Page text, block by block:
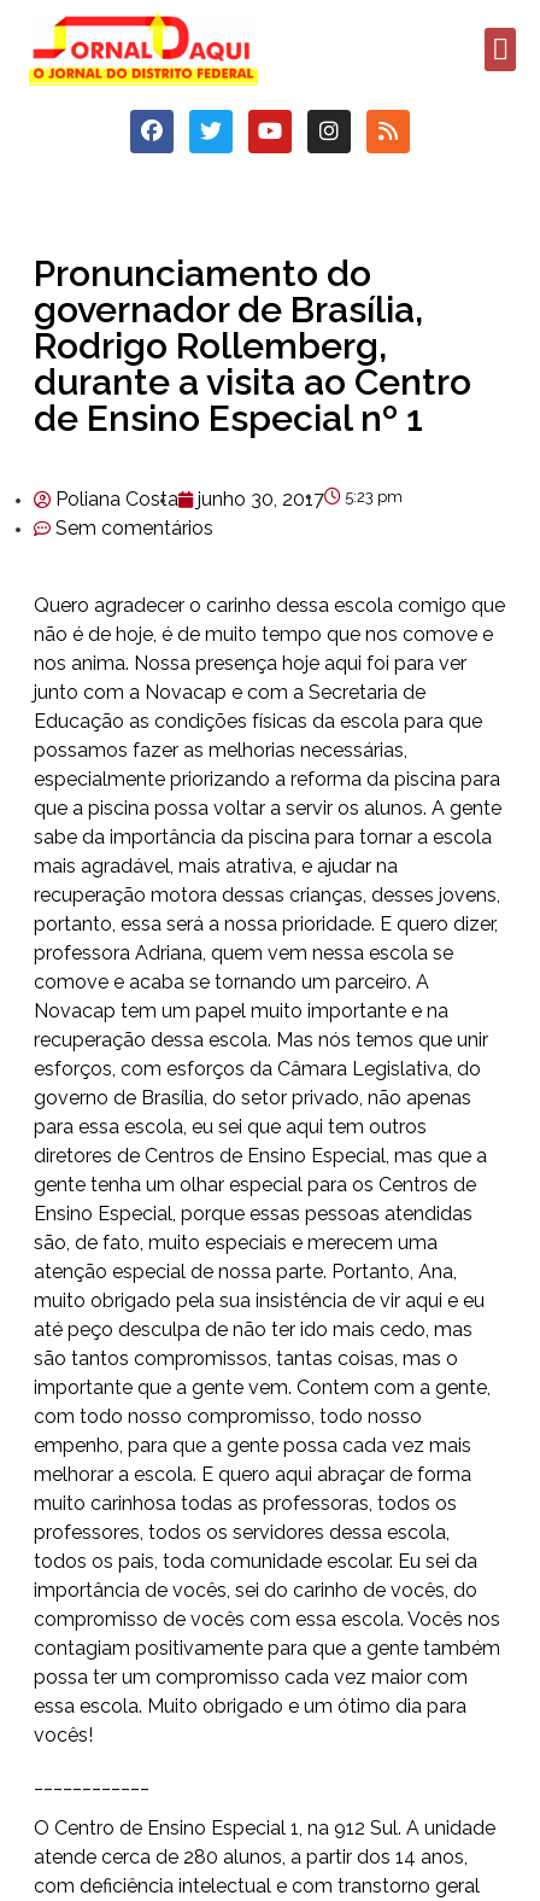
Pronunciamento do
governador de Brasília,
Rodrigo Rollemberg,
durante a visita ao Centro
de Ensino Especial nº 1
Poliana Costa junho 30, 2017 5:23 pm
Sem comentários
Quero agradecer o carinho dessa escola comigo que
não é de hoje, é de muito tempo que nos comove e
nos anima. Nossa presença hoje aqui foi para ver
junto com a Novacap e com a Secretaria de
Educação as condições físicas da escola para que
possamos fazer as melhorias necessárias,
especialmente priorizando a reforma da piscina para
que a piscina possa voltar a servir os alunos. A gente
sabe da importância da piscina para tornar a escola
mais agradável, mais atrativa, e ajudar na
recuperação motora dessas crianças, desses jovens,
portanto, essa será a nossa prioridade. E quero dizer,
professora Adriana, quem vem nessa escola se
comove e acaba se tornando um parceiro. A
Novacap tem um papel muito importante e na
recuperação dessa escola. Mas nós temos que unir
esforços, com esforços da Câmara Legislativa, do
governo de Brasília, do setor privado, não apenas
para essa escola, eu sei que aqui tem outros
diretores de Centros de Ensino Especial, mas que a
gente tenha um olhar especial para os Centros de
Ensino Especial, porque essas pessoas atendidas
são, de fato, muito especiais e merecem uma
atenção especial de nossa parte. Portanto, Ana,
muito obrigado pela sua insistência de vir aqui e eu
até peço desculpa de não ter ido mais cedo, mas
são tantos compromissos, tantas coisas, mas o
importante que a gente vem. Contem com a gente,
com todo nosso compromisso, todo nosso
empenho, para que a gente possa cada vez mais
melhorar a escola. E quero aqui abraçar de forma
muito carinhosa todas as professoras, todos os
professores, todos os servidores dessa escola,
todos os pais, toda comunidade escolar. Eu sei da
importância de vocês, sei do carinho de vocês, do
compromisso de vocês com essa escola. Vocês nos
contagiam positivamente para que a gente também
possa ter um compromisso cada vez maior com
essa escola. Muito obrigado e um ótimo dia para
vocês!
O Centro de Ensino Especial 1, na 912 Sul. A unidade
atende cerca de 280 alunos, a partir dos 14 anos,
com deficiência intelectual e com transtorno geral